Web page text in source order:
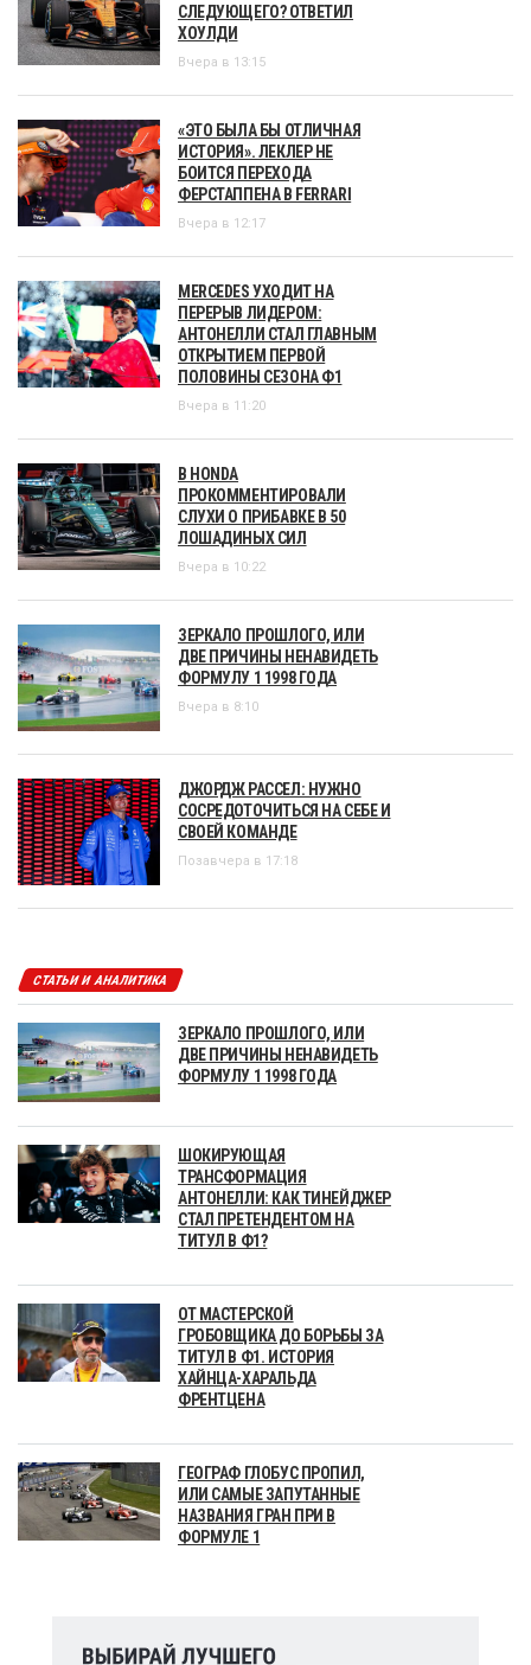
СЛЕДУЮЩЕГО? ОТВЕТИЛ
ХОУЛДИ
Вчера в 13:15
«ЭТО БЫЛА БЫ ОТЛИЧНАЯ
ИСТОРИЯ». ЛЕКЛЕР НЕ
БОИТСЯ ПЕРЕХОДА
ФЕРСТАППЕНА В FERRARI
Вчера в 12:17
MERCEDES УХОДИТ НА
ПЕРЕРЫВ ЛИДЕРОМ:
АНТОНЕЛЛИ СТАЛ ГЛАВНЫМ
ОТКРЫТИЕМ ПЕРВОЙ
ПОЛОВИНЫ СЕЗОНА Ф1
Вчера в 11:20
В HONDA
ПРОКОММЕНТИРОВАЛИ
СЛУХИ О ПРИБАВКЕ В 50
ЛОШАДИНЫХ СИЛ
Вчера в 10:22
ЗЕРКАЛО ПРОШЛОГО, ИЛИ
ДВЕ ПРИЧИНЫ НЕНАВИДЕТЬ
ФОРМУЛУ 1 1998 ГОДА
Вчера в 8:10
ДЖОРДЖ РАССЕЛ: НУЖНО
СОСРЕДОТОЧИТЬСЯ НА СЕБЕ И
СВОЕЙ КОМАНДЕ
Позавчера в 17:18
СТАТЬИ И АНАЛИТИКА
ЗЕРКАЛО ПРОШЛОГО, ИЛИ
ДВЕ ПРИЧИНЫ НЕНАВИДЕТЬ
ФОРМУЛУ 1 1998 ГОДА
ШОКИРУЮЩАЯ
ТРАНСФОРМАЦИЯ
АНТОНЕЛЛИ: КАК ТИНЕЙДЖЕР
СТАЛ ПРЕТЕНДЕНТОМ НА
ТИТУЛ В Ф1?
ОТ МАСТЕРСКОЙ
ГРОБОВЩИКА ДО БОРЬБЫ ЗА
ТИТУЛ В Ф1. ИСТОРИЯ
ХАЙНЦА-ХАРАЛЬДА
ФРЕНТЦЕНА
ГЕОГРАФ ГЛОБУС ПРОПИЛ,
ИЛИ САМЫЕ ЗАПУТАННЫЕ
НАЗВАНИЯ ГРАН ПРИ В
ФОРМУЛЕ 1